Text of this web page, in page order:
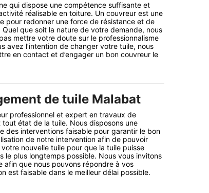
qui dispose une compétence suffisante et
réalisable en toiture. Un couvreur est une
pour redonner une force de résistance et de
que soit la nature de votre demande, nous
mettre votre doute sur le professionnalisme
avez l’intention de changer votre tuile, nous
en contact et d’engager un bon couvreur le
de tuile Malabat
professionnel et expert en travaux de
état de la tuile. Nous disposons une
des interventions faisable pour garantir le bon
de notre intervention afin de pouvoir
nouvelle tuile pour que la tuile puisse
le plus longtemps possible. Nous vous invitons
afin que nous pouvons répondre à vos
est faisable dans le meilleur délai possible.